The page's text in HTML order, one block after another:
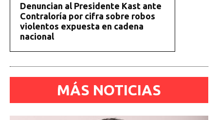
Denuncian al Presidente Kast ante
Contraloría por cifra sobre robos
violentos expuesta en cadena
nacional
MÁS NOTICIAS